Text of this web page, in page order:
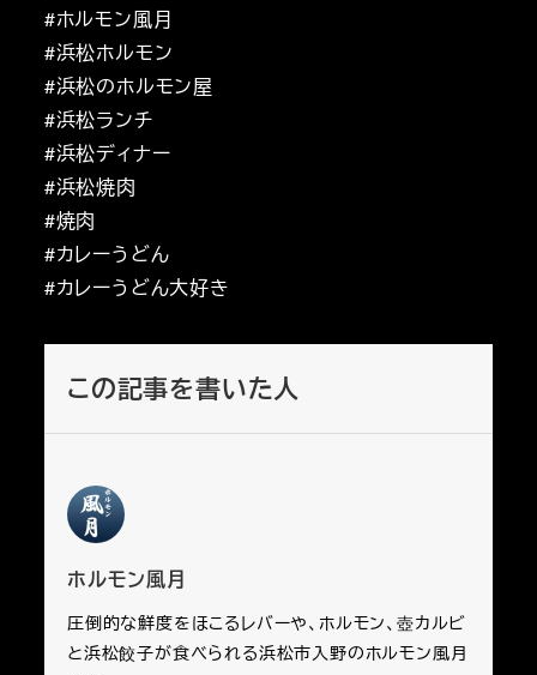
#ホルモン風月
#浜松ホルモン
#浜松のホルモン屋
#浜松ランチ
#浜松ディナー
#浜松焼肉
#焼肉
#カレーうどん
#カレーうどん大好き
この記事を書いた人
ホルモン風月
圧倒的な鮮度をほこるレバーや、ホルモン、壺カルビ
と浜松餃子が食べられる浜松市入野のホルモン風月